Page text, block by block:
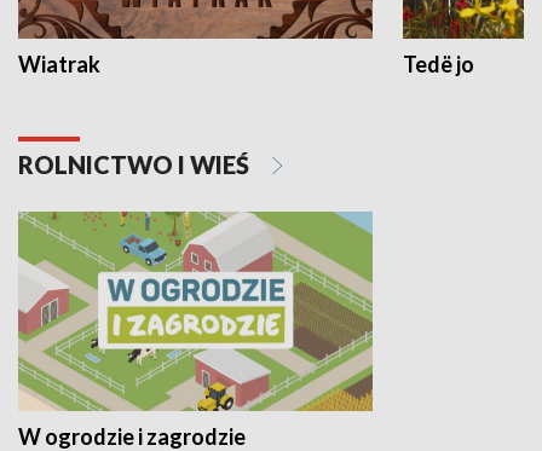
Wiatrak Tedë jo
ROLNICTWO I WIEŚ
W ogrodzie i zagrodzie